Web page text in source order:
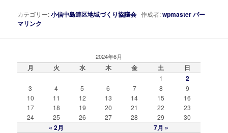
カテゴリー:小信中島連区地域づくり協議会 作成者:wpmasterパー
マリンク
2024年6月
月 火 水 木 金 土 日
« 2月 7月 »
1 2
3 4 5 6 7 8
9
10
11 12 13 14 15
16
17
18 19 20 21 22
23
24
25 26 27 28 29 30